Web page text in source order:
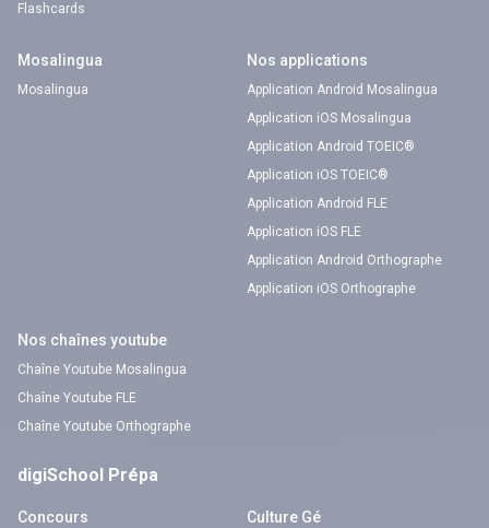
Flashcards
Mosalingua
Mosalingua
Nos applications
Application Android Mosalingua
Application iOS Mosalingua
Application Android TOEIC®
Application iOS TOEIC®
Application Android FLE
Application iOS FLE
Application Android Orthographe
Application iOS Orthographe
Nos chaînes youtube
Chaîne Youtube Mosalingua
Chaîne Youtube FLE
Chaîne Youtube Orthographe
digiSchool Prépa
Concours Culture Gé